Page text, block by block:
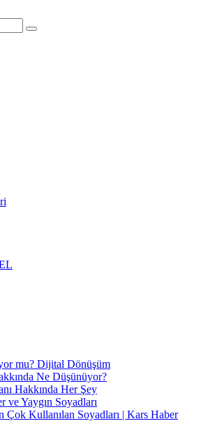
mu? Dijital Dönüşüm
Ne Düşünüyor?
Hakkında Her Şey
ve Yaygın Soyadları
Çok Kullanılan Soyadları | Kars Haber